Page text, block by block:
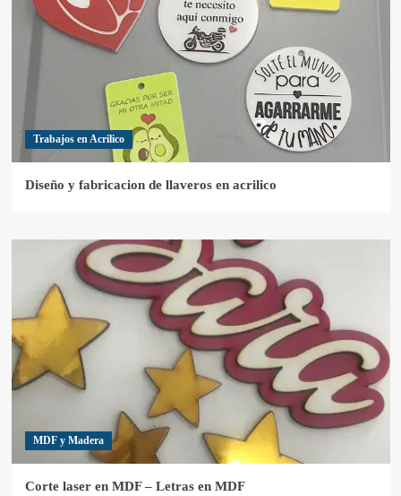
Trabajos en Acrilico
Diseño y fabricacion de llaveros en acrilico
MDF y Madera
Corte laser en MDF – Letras en MDF